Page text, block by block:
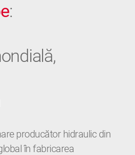
:
producător hidraulic din
în fabricarea